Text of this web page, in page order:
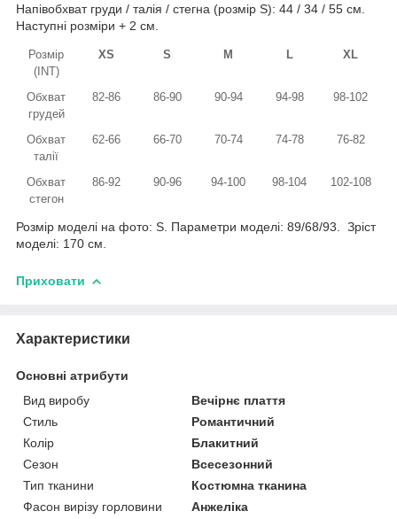
Напівобхват груди / талія / стегна (розмір S): 44 / 34 / 55 см.
Наступні розміри + 2 см.
Розмір
(INT)
XS S M L XL
Обхват
грудей
82-86 86-90 90-94 94-98 98-102
Обхват
талії
62-66 66-70 70-74 74-78 76-82
Обхват
стегон
86-92 90-96 94-100 98-104 102-108
Розмір моделі на фото: S. Параметри моделі: 89/68/93. Зріст
моделі: 170 см.
Приховати
Характеристики
Основні атрибути
Вид виробу
Вечірнє плаття
Стиль
Романтичний
Колір
Блакитний
Сезон
Всесезонний
Тип тканини
Костюмна тканина
Фасон вирізу горловини
Анжеліка